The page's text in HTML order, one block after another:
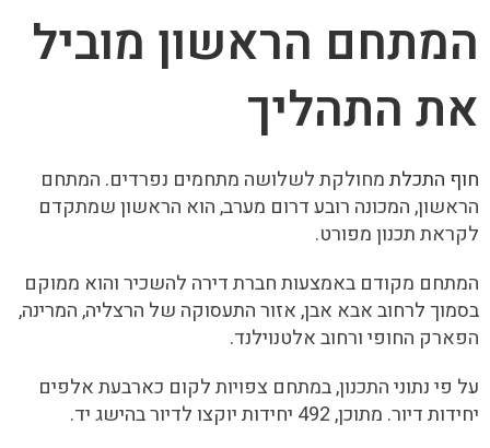
המתחם הראשון מוביל
את התהליך
חוף התכלתמחולקת לשלושה מתחמים נפרדים. המתחם
הראשון, המכונה רובע דרום מערב, הוא הראשון שמתקדם
לקראת תכנון מפורט.
המתחם מקודם באמצעות חברת דירה להשכיר והוא ממוקם
בסמוך לרחוב אבא אבן, אזור התעסוקה של הרצליה, המרינה,
הפארק החופי ורחוב אלטנוילנד.
על פי נתוני התכנון, במתחם צפויות לקום כארבעת אלפים
יחידות דיור. מתוכן, 492 יחידות יוקצו לדיור בהישג יד.